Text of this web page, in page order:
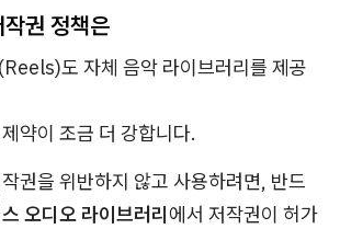
권 정책은
도 자체 음악 라이브러리를 제공
약이 조금 더 강합니다.
권을 위반하지 않고 사용하려면, 반드
오디오 라이브러리에서 저작권이 허가